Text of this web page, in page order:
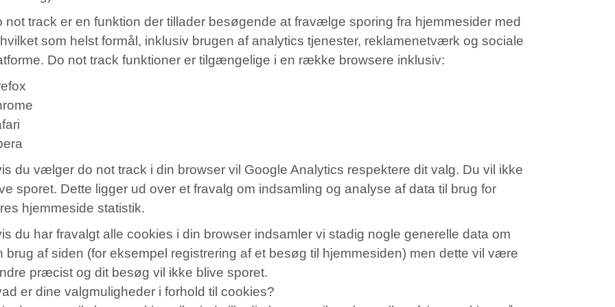
not track er en funktion der tillader besøgende at fravælge sporing fra hjemmesider med
som helst formål, inklusiv brugen af analytics tjenester, reklamenetværk og sociale
Do not track funktioner er tilgængelige i en række browsere inklusiv:
du vælger do not track i din browser vil Google Analytics respektere dit valg. Du vil ikke
sporet. Dette ligger ud over et fravalg om indsamling og analyse af data til brug for
hjemmeside statistik.
du har fravalgt alle cookies i din browser indsamler vi stadig nogle generelle data om
brug af siden (for eksempel registrering af et besøg til hjemmesiden) men dette vil være
præcist og dit besøg vil ikke blive sporet.
er dine valgmuligheder i forhold til cookies?